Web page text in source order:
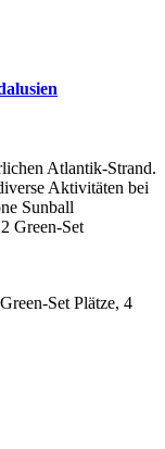
Atlantik-Strand.
Aktivitäten bei
Sunball
Green-Set
Set Plätze, 4